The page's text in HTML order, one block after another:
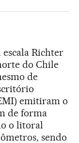
Richter
do Chile
de
emitiram o
de forma
o litoral
sendo